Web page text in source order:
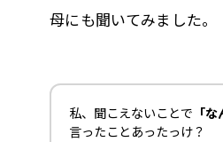
母にも聞いてみました。
私、聞こえないことで 「
言ったことあったっけ？